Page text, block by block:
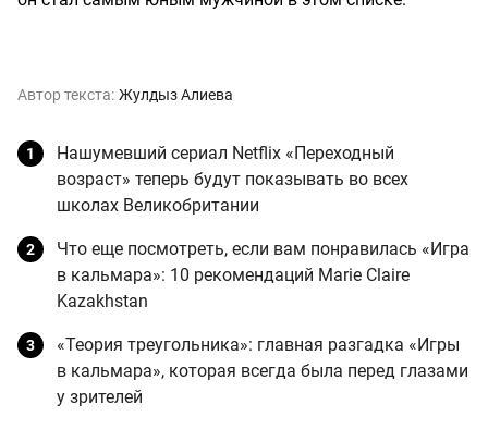
Автор текста: Жулдыз Алиева
Нашумевший сериал Netflix «Переходный
возраст» теперь будут показывать во всех
школах Великобритании
Что еще посмотреть, если вам понравилась «Игра
в кальмара»: 10 рекомендаций Marie Claire
Kazakhstan
«Теория треугольника»: главная разгадка «Игры
в кальмара», которая всегда была перед глазами
у зрителей